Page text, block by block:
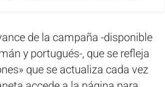
de la campaña -disponible
y portugués-, que se refleja
que se actualiza cada vez